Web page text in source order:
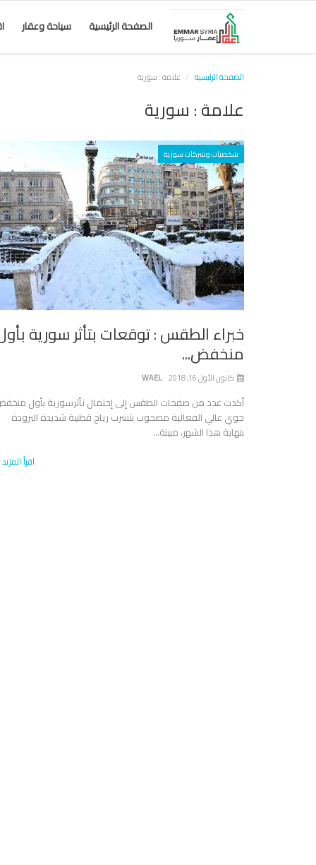
الصفحة الرئيسية سياحة وعقار
الصفحة الرئيسية علامة : سورية
علامة : سورية
شخصيات وشركات سورية
خبراء الطقس : توقعات بتأثر سورية
منخفض...
WAEL كانون الأول 16, 2018
أكدت عدد من صفحات الطقس إلى إحتمال تأثرسورية بأول
جوي عالي الفعالية مصحوب بتسرب رياح قطبية شديدة البرودة
بنهاية هذا الشهر، مبينة...
اقرأ المزيد